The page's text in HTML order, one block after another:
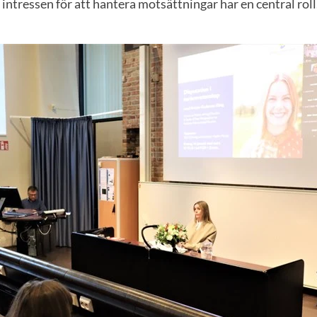
för att hantera motsättningar har en central